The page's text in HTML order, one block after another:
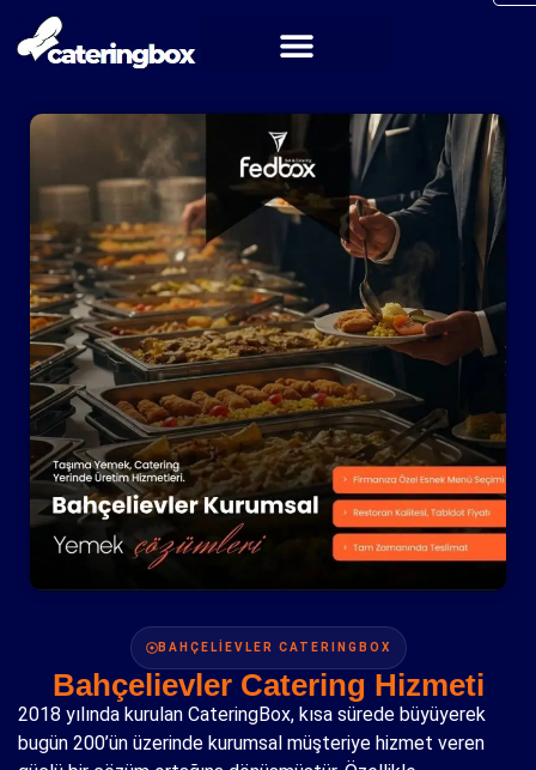
BAHÇELİEVLER CATERINGBOX
Bahçelievler Catering Hizmeti
2018 yılında kurulan CateringBox, kısa sürede büyüyerek
bugün 200’ün üzerinde kurumsal müşteriye hizmet veren